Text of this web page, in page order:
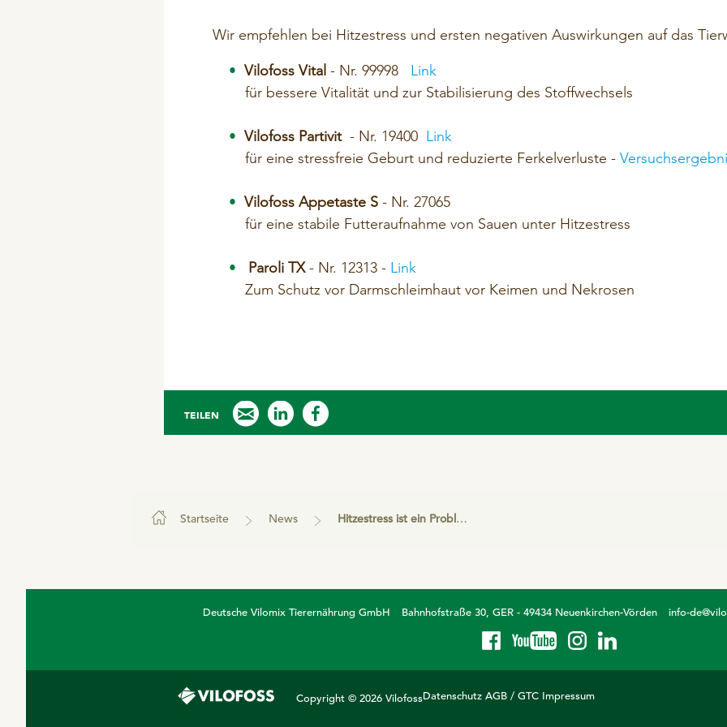
Wir empfehlen bei Hitzestress und ersten negativen Auswirkungen auf das
Vilofoss Vital - Nr. 99998
Link
für bessere Vitalität und zur Stabilisierung des Stoffwechsels
Vilofoss Partivit - Nr. 19400 Link
für eine stressfreie Geburt und reduzierte Ferkelverluste -
Vilofoss Appetaste S - Nr. 27065
für eine stabile Futteraufnahme von Sauen unter Hitzestress
Paroli TX- Nr. 12313 - Link
Zum Schutz vor Darmschleimhaut vor Keimen und Nekrosen
TEILEN
Startseite News Hitzestress ist ein Problem bei Schweinen - Warum?
Deutsche Vilomix Tierernährung GmbH Bahnhofstraße 30, GER - 49434 Neuenkirchen-Vörden info-
Copyright © 2026 VilofossDatenschutz AGB / GTC Impressum